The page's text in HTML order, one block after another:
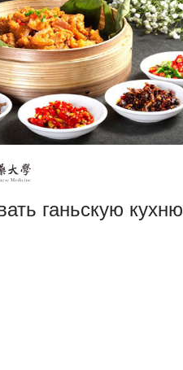
ганьскую кухню